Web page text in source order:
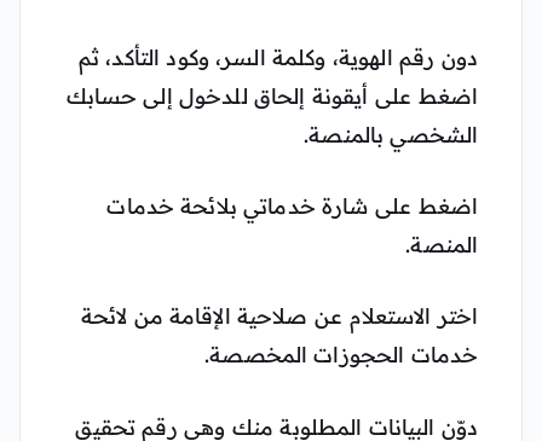
دون رقم الهوية، وكلمة السر، وكود التأكد، ثم
اضغط على أيقونة إلحاق للدخول إلى حسابك
الشخصي بالمنصة.
اضغط على شارة خدماتي بلائحة خدمات
المنصة.
اختر الاستعلام عن صلاحية الإقامة من لائحة
خدمات الحجوزات المخصصة.
دوّن البيانات المطلوبة منك وهي رقم تحقيق